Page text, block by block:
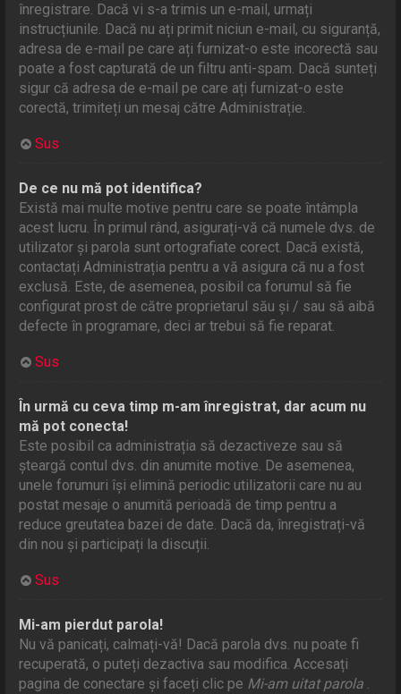
înregistrare. Dacă vi s-a trimis un e-mail, urmați
instrucțiunile. Dacă nu ați primit niciun e-mail, cu siguranță,
adresa de e-mail pe care ați furnizat-o este incorectă sau
poate a fost capturată de un filtru anti-spam. Dacă sunteți
sigur că adresa de e-mail pe care ați furnizat-o este
corectă, trimiteți un mesaj către Administrație.
Sus
De ce nu mă pot identifica?
Există mai multe motive pentru care se poate întâmpla
acest lucru. În primul rând, asigurați-vă că numele dvs. de
utilizator și parola sunt ortografiate corect. Dacă există,
contactați Administrația pentru a vă asigura că nu a fost
exclusă. Este, de asemenea, posibil ca forumul să fie
configurat prost de către proprietarul său și / sau să aibă
defecte în programare, deci ar trebui să fie reparat.
Sus
În urmă cu ceva timp m-am înregistrat, dar acum nu
mă pot conecta!
Este posibil ca administrația să dezactiveze sau să
șteargă contul dvs. din anumite motive. De asemenea,
unele forumuri își elimină periodic utilizatorii care nu au
postat mesaje o anumită perioadă de timp pentru a
reduce greutatea bazei de date. Dacă da, înregistrați-vă
din nou și participați la discuții.
Sus
Mi-am pierdut parola!
Nu vă panicați, calmați-vă! Dacă parola dvs. nu poate fi
recuperată, o puteți dezactiva sau modifica. Accesați
pagina de conectare și faceți clic pe Mi-am uitat parola .